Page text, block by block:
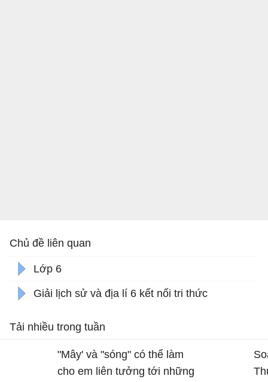
Chủ đề liên quan
Lớp 6
Giải lịch sử và địa lí 6 kết nối tri thức
Tải nhiều trong tuần
"Mây' và "sóng" có thể làm
cho em liên tưởng tới những